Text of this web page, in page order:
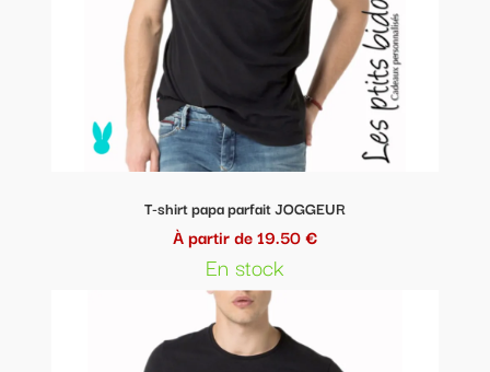
T-shirt papa parfait JOGGEUR
À partir de 19.50 €
En stock